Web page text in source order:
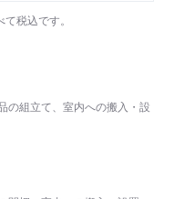
税込です。
の組立て、室内への搬入・設